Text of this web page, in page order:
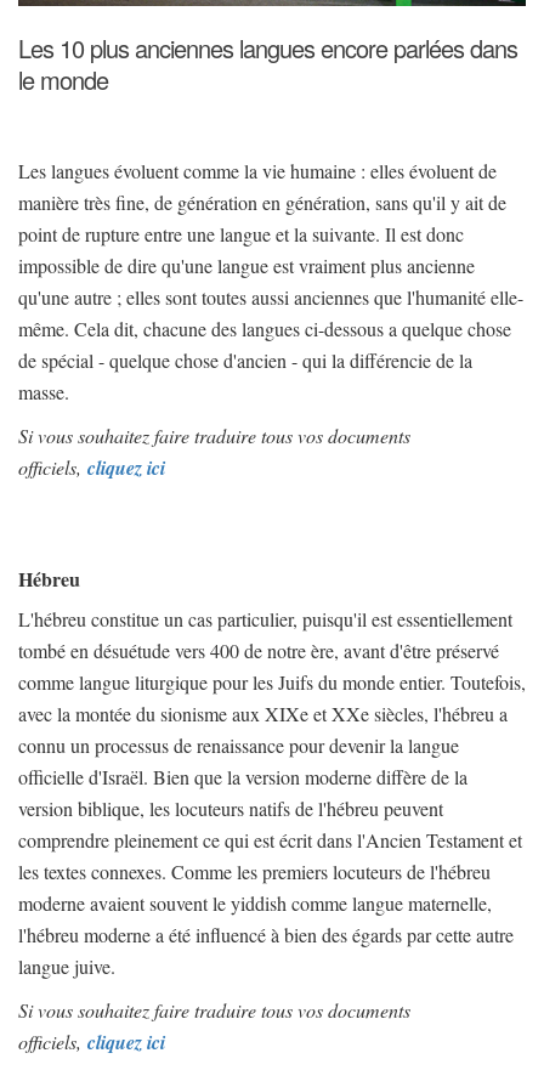
Les 10 plus anciennes langues encore parlées dans
le monde
Les langues évoluent comme la vie humaine : elles évoluent de
manière très fine, de génération en génération, sans qu'il y ait de
point de rupture entre une langue et la suivante. Il est donc
impossible de dire qu'une langue est vraiment plus ancienne
qu'une autre ; elles sont toutes aussi anciennes que l'humanité elle-
même. Cela dit, chacune des langues ci-dessous a quelque chose
de spécial - quelque chose d'ancien - qui la différencie de la
masse.
Si vous souhaitez faire traduire tous vos documents
officiels, cliquez ici
Hébreu
L'hébreu constitue un cas particulier, puisqu'il est essentiellement
tombé en désuétude vers 400 de notre ère, avant d'être préservé
comme langue liturgique pour les Juifs du monde entier. Toutefois,
avec la montée du sionisme aux XIXe et XXe siècles, l'hébreu a
connu un processus de renaissance pour devenir la langue
officielle d'Israël. Bien que la version moderne diffère de la
version biblique, les locuteurs natifs de l'hébreu peuvent
comprendre pleinement ce qui est écrit dans l'Ancien Testament et
les textes connexes. Comme les premiers locuteurs de l'hébreu
moderne avaient souvent le yiddish comme langue maternelle,
l'hébreu moderne a été influencé à bien des égards par cette autre
langue juive.
Si vous souhaitez faire traduire tous vos documents
officiels, cliquez ici